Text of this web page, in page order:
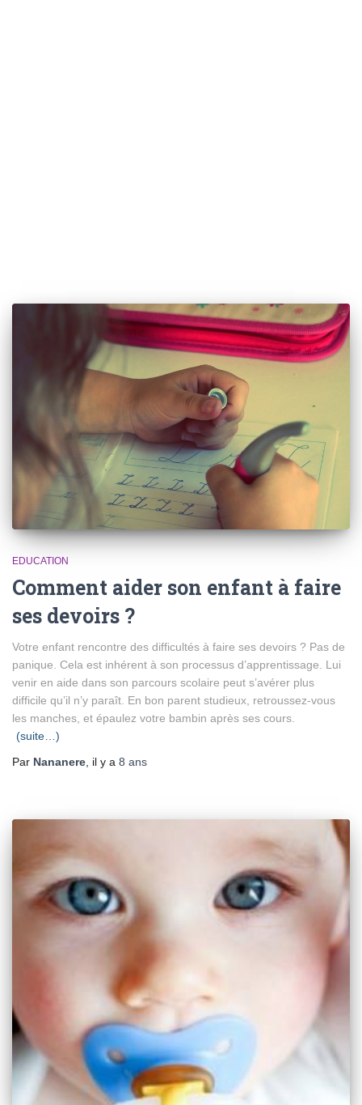
EDUCATION
Comment aider son enfant à faire
ses devoirs ?
Votre enfant rencontre des difficultés à faire ses devoirs ? Pas de
panique. Cela est inhérent à son processus d’apprentissage. Lui
venir en aide dans son parcours scolaire peut s’avérer plus
difficile qu’il n’y paraît. En bon parent studieux, retroussez-vous
les manches, et épaulez votre bambin après ses cours.
(suite…)
Par Nananere , il y a 8 ans